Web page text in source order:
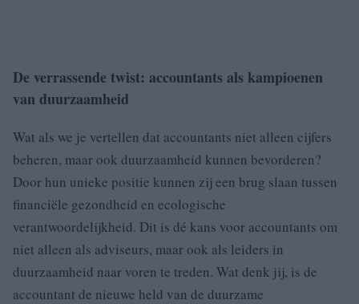
De verrassende twist: accountants als kampioenen
van duurzaamheid
Wat als we je vertellen dat accountants niet alleen cijfers
beheren, maar ook duurzaamheid kunnen bevorderen?
Door hun unieke positie kunnen zij een brug slaan tussen
financiële gezondheid en ecologische
verantwoordelijkheid. Dit is dé kans voor accountants om
niet alleen als adviseurs, maar ook als leiders in
duurzaamheid naar voren te treden. Wat denk jij, is de
accountant de nieuwe held van de duurzame